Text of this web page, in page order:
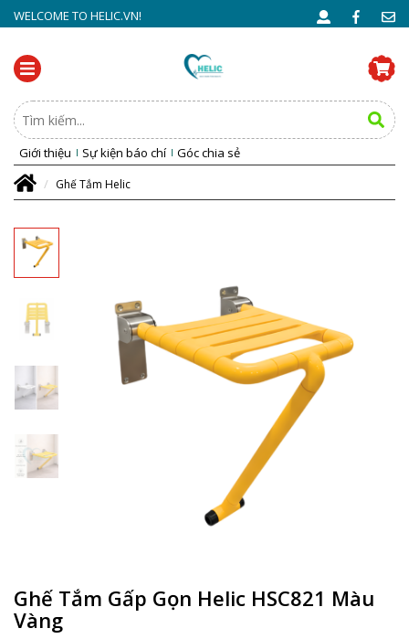
WELCOME TO HELIC.VN!
Giới thiệu Sự kiện báo chí Góc chia sẻ
Ghế Tắm Helic
Ghế Tắm Gấp Gọn Helic HSC821 Màu
Vàng